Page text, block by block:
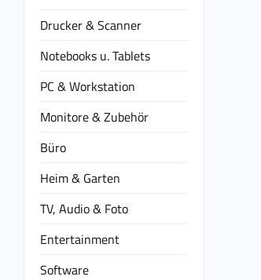
Drucker & Scanner
Notebooks u. Tablets
PC & Workstation
Monitore & Zubehör
Büro
Heim & Garten
TV, Audio & Foto
Entertainment
Software